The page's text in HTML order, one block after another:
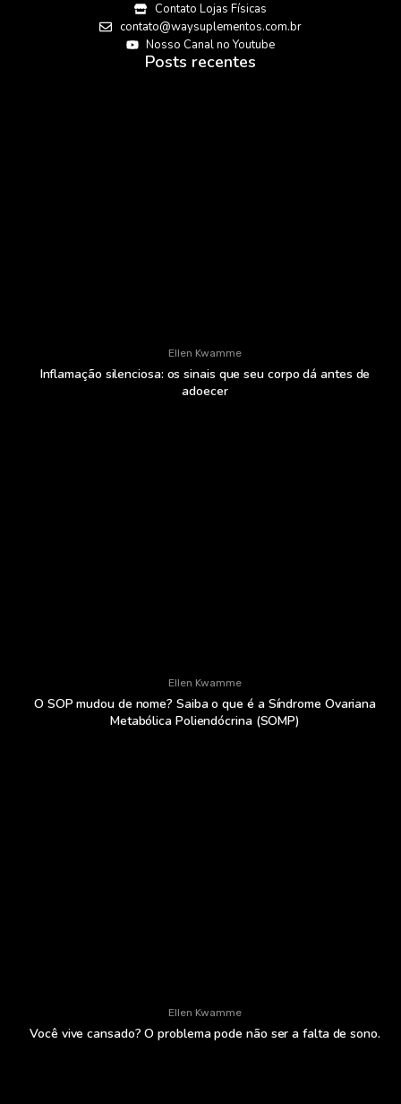
Contato Lojas Físicas
contato@waysuplementos.com.br
Nosso Canal no Youtube
Posts recentes
Ellen Kwamme
Inflamação silenciosa: os sinais que seu corpo dá antes de
adoecer
Ellen Kwamme
O SOP mudou de nome? Saiba o que é a Síndrome Ovariana
Metabólica Poliendócrina (SOMP)
Ellen Kwamme
Você vive cansado? O problema pode não ser a falta de sono.